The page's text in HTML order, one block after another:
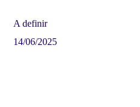
A definir
14/06/2025